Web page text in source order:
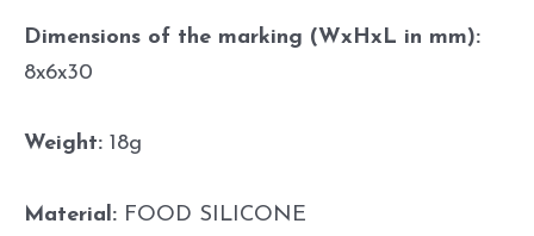
Dimensions of the marking (WxHxL in mm):
8x6x30
Weight: 18g
Material: FOOD SILICONE